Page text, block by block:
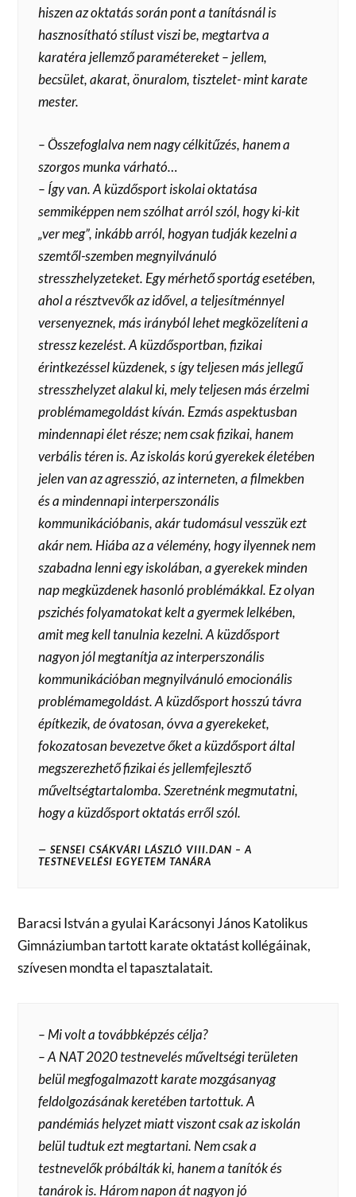
hiszen az oktatás során pont a tanításnál is
hasznosítható stílust viszi be, megtartva a
karatéra jellemző paramétereket – jellem,
becsület, akarat, önuralom, tisztelet- mint karate
mester.
– Összefoglalva nem nagy célkitűzés, hanem a
szorgos munka várható…
– Így van. A küzdősport iskolai oktatása
semmiképpen nem szólhat arról szól, hogy ki-kit
„ver meg”, inkább arról, hogyan tudják kezelni a
szemtől-szemben megnyilvánuló
stresszhelyzeteket. Egy mérhető sportág esetében,
ahol a résztvevők az idővel, a teljesítménnyel
versenyeznek, más irányból lehet megközelíteni a
stressz kezelést. A küzdősportban, fizikai
érintkezéssel küzdenek, s így teljesen más jellegű
stresszhelyzet alakul ki, mely teljesen más érzelmi
problémamegoldást kíván. Ezmás aspektusban
mindennapi élet része; nem csak fizikai, hanem
verbális téren is. Az iskolás korú gyerekek életében
jelen van az agresszió, az interneten, a filmekben
és a mindennapi interperszonális
kommunikációbanis, akár tudomásul vesszük ezt
akár nem. Hiába az a vélemény, hogy ilyennek nem
szabadna lenni egy iskolában, a gyerekek minden
nap megküzdenek hasonló problémákkal. Ez olyan
pszichés folyamatokat kelt a gyermek lelkében,
amit meg kell tanulnia kezelni. A küzdősport
nagyon jól megtanítja az interperszonális
kommunikációban megnyilvánuló emocionális
problémamegoldást. A küzdősport hosszú távra
építkezik, de óvatosan, óvva a gyerekeket,
fokozatosan bevezetve őket a küzdősport által
megszerezhető fizikai és jellemfejlesztő
műveltségtartalomba. Szeretnénk megmutatni,
hogy a küzdősport oktatás erről szól.
SENSEI CSÁKVÁRI LÁSZLÓ VIII.DAN – A
TESTNEVELÉSI EGYETEM TANÁRA
Baracsi István a gyulai Karácsonyi János Katolikus
Gimnáziumban tartott karate oktatást kollégáinak,
szívesen mondta el tapasztalatait.
– Mi volt a továbbképzés célja?
– A NAT 2020 testnevelés műveltségi területen
belül megfogalmazott karate mozgásanyag
feldolgozásának keretében tartottuk. A
pandémiás helyzet miatt viszont csak az iskolán
belül tudtuk ezt megtartani. Nem csak a
testnevelők próbálták ki, hanem a tanítók és
tanárok is. Három napon át nagyon jó